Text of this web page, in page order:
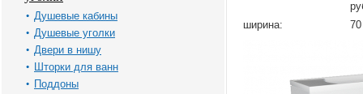
Душевые кабины
Душевые уголки
Двери в нишу
Шторки для ванн
Поддоны
ширина:
70